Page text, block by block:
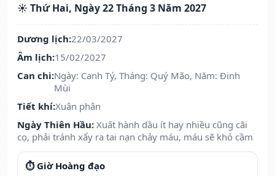
☀️ Thứ Hai, Ngày 22 Tháng 3 Năm 2027
Dương lịch:22/03/2027
Âm lịch:15/02/2027
Can chi:Ngày: Canh Tý, Tháng: Quý Mão, Năm: Đinh
Mùi
Tiết khí:Xuân phân
Ngày Thiên Hầu: Xuất hành dầu ít hay nhiều cũng cãi
cọ, phải tránh xẩy ra tai nạn chảy máu, máu sẽ khó cầm
⏱️ Giờ Hoàng đạo